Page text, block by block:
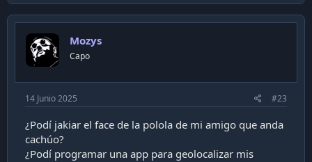
c
t
Mozys
Capo
14 Junio 2025 #23
¿Podí jakiar el face de la polola de mi amigo que anda
cachúo?
¿Podí programar una app para geolocalizar mis